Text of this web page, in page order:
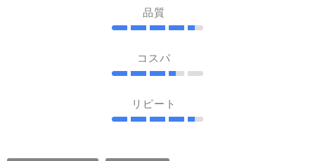
品質
コスパ
リピート